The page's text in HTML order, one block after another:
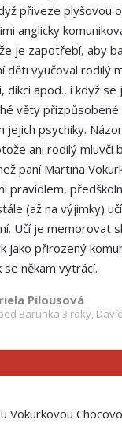
přiveze plyšovou
anglicky
je zapotřebí, aby
děti vyučoval rodilý
dikci apod., i když se
věty
jejich psychiky.
ani rodilý mluvčí
paní Martina
pravidlem,
(až na výjimky)
Učí je memorovat
jako přirozený
někam vytrácí.
Pilousová
Barunka 3 roky,
Vokurkovou